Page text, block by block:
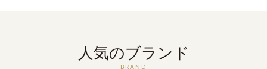
人気のブランド
BRAND